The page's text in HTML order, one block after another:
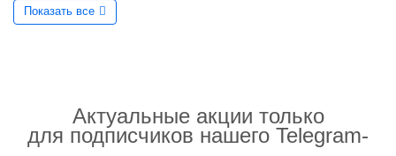
Показать все
Актуальные акции только
для подписчиков нашего Telegram-